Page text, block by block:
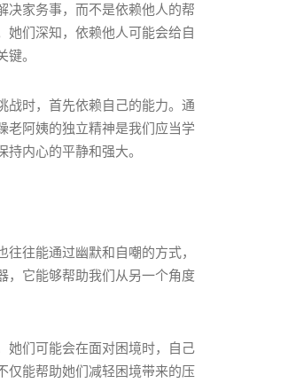
决家务事，而不是依赖他人的帮
她们深知，依赖他人可能会给自
。
战时，首先依赖自己的能力。通
老阿姨的独立精神是我们应当学
内心的平静和强大。
往能通过幽默和自嘲的方式，
，它能够帮助我们从另一个角度
她们可能会在面对困境时，自己
仅能帮助她们减轻困境带来的压